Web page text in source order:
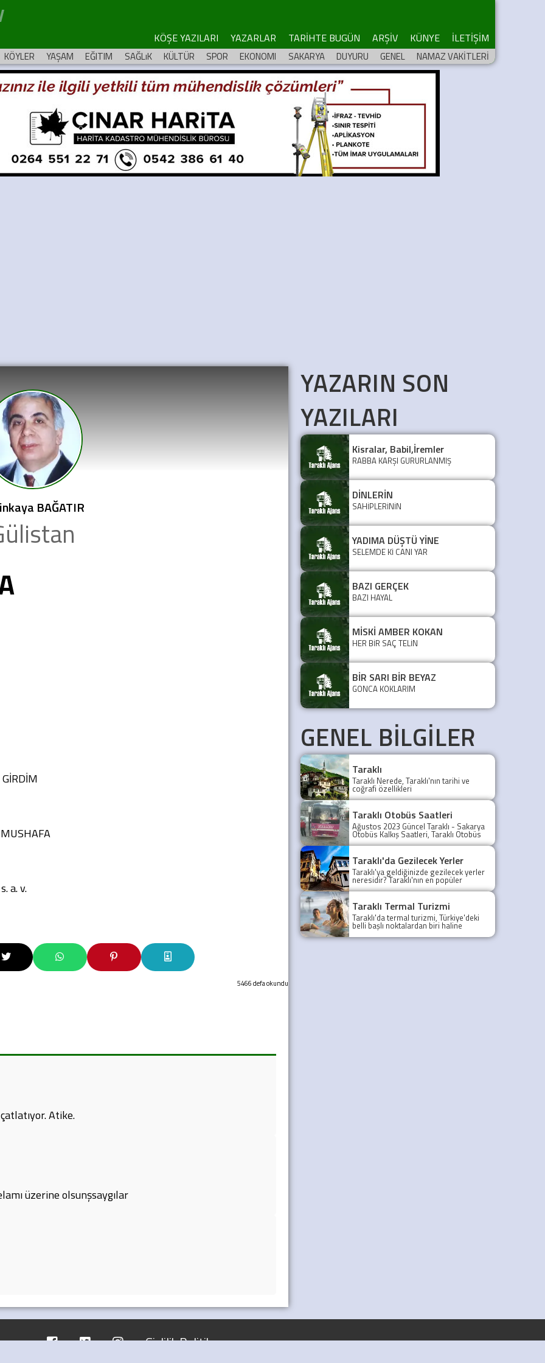
KÖŞE YAZILARI YAZARLAR TARİHTE BUGÜN ARŞİV KÜNYE İLETİŞİM
KÖYLER YAŞAM EĞITIM SAĞLıK KÜLTÜR SPOR EKONOMI SAKARYA DUYURU GENEL NAMAZ VAKİTLERİ
BAĞATIR
MUSHAFA
a. v.
5466 defa okundu
Atike.
üzerine olsunşsaygılar
YAZARIN SON
YAZILARI
Kisralar, Babil,İremler
RABBA KARŞI GURURLANMIŞ
DİNLERİN
SAHİPLERİNİN
YADIMA DÜŞTÜ YİNE
SELEMDE Kİ CANI YAR
BAZI GERÇEK
BAZI HAYAL
MİSKİ AMBER KOKAN
HER BİR SAÇ TELİN
BİR SARI BİR BEYAZ
GONCA KOKLARIM
GENEL BİLGİLER
Taraklı
Taraklı Nerede, Taraklı'nın tarihi ve
coğrafi özellikleri
Taraklı Otobüs Saatleri
Ağustos 2023 Güncel Taraklı - Sakarya
Otobüs Kalkış Saatleri, Taraklı Otobüs
Saatler 2021, Taraklı Otobüs Tarifesi,
Taraklı - Sakarya Son Otobüs Ne
zaman? Sakarya Taraklı İlk Otobüs Ne
Zaman, Sakarya Taraklı Otobüs Saatleri,
Taraklı Koop Otobüs Saatleri
Taraklı'da Gezilecek Yerler
Taraklı'ya geldiğinizde gezilecek yerler
neresidir? Taraklı'nın en popüler
gezilecek yerleri yazımızda.
Taraklı Termal Turizmi
Taraklı'da termal turizmi, Türkiye'deki
belli başlı noktalardan biri haline
gelmiştir.
Gizlilik Politikası